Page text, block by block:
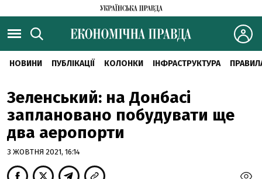
НОВИНИ ПУБЛІКАЦІЇ КОЛОНКИ ІНФРАСТРУКТУРА
Зеленський: на Донбасі
заплановано побудувати ще
два аеропорти
3 ЖОВТНЯ 2021, 16:14